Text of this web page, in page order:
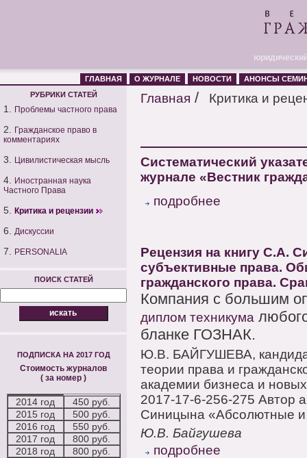
ГЛАВНАЯ О ЖУРНАЛЕ НОВОСТИ
АНОНСЫ
РУБРИКИ СТАТЕЙ
1. Проблемы частного права
2.
Гражданское право в
комментариях
3. Цивилистическая мысль
4.
Иностранная наука
Частного Права
5. Критика и рецензии
6. Дискуссии
7. PERSONALIA
ПОИСК СТАТЕЙ
ПОДПИСКА НА 2017 ГОД
Стоимость журналов
( за номер )
2014 год
450 руб.
2015 год
500 руб.
2016 год
550 руб.
2017 год
800 руб.
2018 год
800 руб.
Главная / Критика и
Систематический
журнале «Вестник
подробнее
Рецензия на книгу С.А.
субъективные права.
гражданского права.
Компания с большим
диплом техникума
бланке ГОЗНАК.
Ю.В. БАЙГУШЕВА,
теории права и
академии бизнеса и
2017-17-6-256-275 Автор
Синицына «Абсолютные и
Ю.В. Байгушева
подробнее